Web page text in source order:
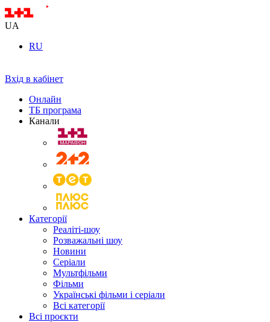
UA
RU
Вхід в кабінет
Онлайн
ТБ програма
Канали
Категорії
Реаліті-шоу
Розважальні шоу
Новини
Серіали
Мультфільми
Фільми
Українські фільми і серіали
Всі категорії
Всі проєкти